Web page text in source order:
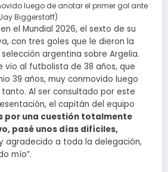
luego de anotar el primer gol ante
Biggerstaff)
el Mundial 2026, el sexto de su
con tres goles que le dieron la
argentina sobre Argelia.
vio al futbolista de 38 años, que
39 años, muy conmovido luego
Al ser consultado por este
el capitán del equipo
por una cuestión totalmente
pasé unos días difíciles,
agradecido a toda la delegación,
mío”.